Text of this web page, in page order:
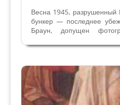
Весна 1945, разрушенный
бункер — последнее
Браун, допущен
фотографии бункера —
советские солдаты,...
Верона
Веронцы